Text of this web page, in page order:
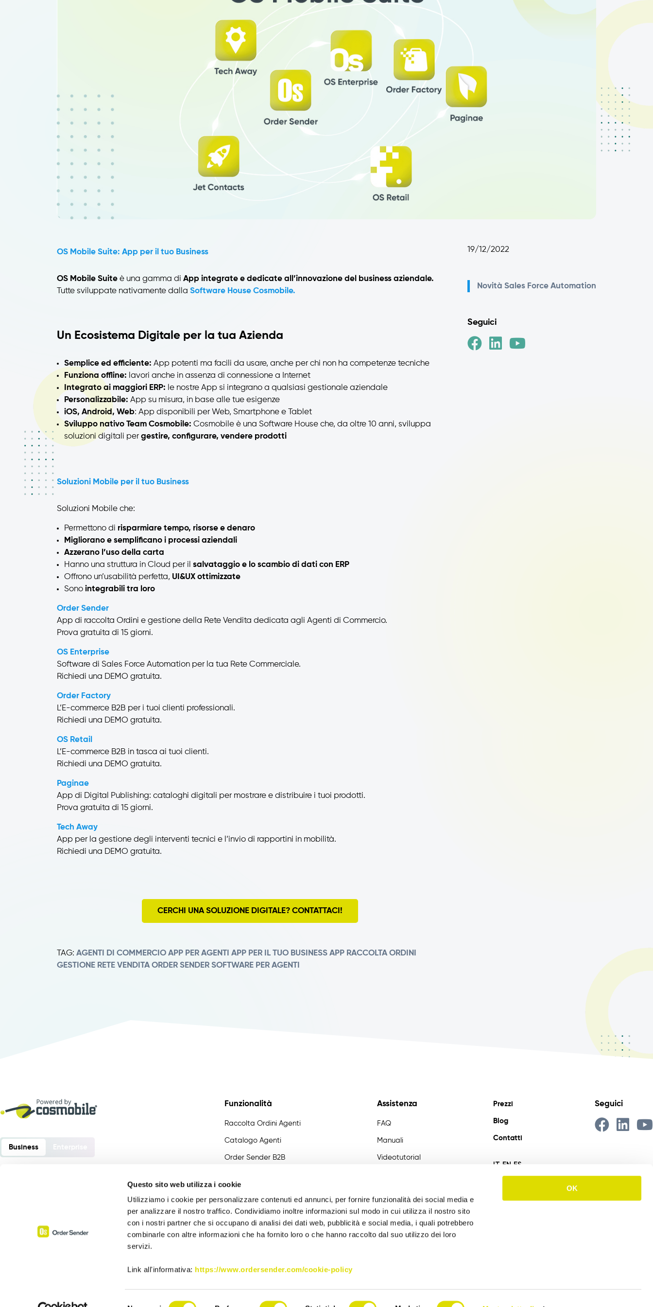
Questo sito web utilizza i cookie
Utilizziamo i cookie per personalizzare contenuti ed annunci, per fornire funzionalità dei social media e
per analizzare il nostro traffico. Condividiamo inoltre informazioni sul modo in cui utilizza il nostro sito
con i nostri partner che si occupano di analisi dei dati web, pubblicità e social media, i quali potrebbero
combinarle con altre informazioni che ha fornito loro o che hanno raccolto dal suo utilizzo dei loro
servizi.
Link all'informativa: https://www.ordersender.com/cookie-policy
OK
OS Mobile Suite: App per il tuo Business
OS Mobile Suite è una gamma di App integrate e dedicate all’innovazione del business aziendale.
Tutte sviluppate nativamente dalla Software House Cosmobile.
Un Ecosistema Digitale per la tua Azienda
Semplice ed efficiente: App potenti ma facili da usare, anche per chi non ha competenze tecniche
Funziona offline: lavori anche in assenza di connessione a Internet
Integrato ai maggiori ERP: le nostre App si integrano a qualsiasi gestionale aziendale
Personalizzabile: App su misura, in base alle tue esigenze
iOS, Android, Web: App disponibili per Web, Smartphone e Tablet
Sviluppo nativo Team Cosmobile: Cosmobile è una Software House che, da oltre 10 anni, sviluppa
soluzioni digitali per gestire, configurare, vendere prodotti
Soluzioni Mobile per il tuo Business
Soluzioni Mobile che:
Permettono di risparmiare tempo, risorse e denaro
Migliorano e semplificano i processi aziendali
Azzerano l’uso della carta
Hanno una struttura in Cloud per il salvataggio e lo scambio di dati con ERP
Offrono un’usabilità perfetta, UI&UX ottimizzate
Sono integrabili tra loro
Order Sender
App di raccolta Ordini e gestione della Rete Vendita dedicata agli Agenti di Commercio.
Prova gratuita di 15 giorni.
OS Enterprise
Software di Sales Force Automation per la tua Rete Commerciale.
Richiedi una DEMO gratuita.
Order Factory
L’E-commerce B2B per i tuoi clienti professionali.
Richiedi una DEMO gratuita.
OS Retail
L’E-commerce B2B in tasca ai tuoi clienti.
Richiedi una DEMO gratuita.
Paginae
App di Digital Publishing: cataloghi digitali per mostrare e distribuire i tuoi prodotti.
Prova gratuita di 15 giorni.
Tech Away
App per la gestione degli interventi tecnici e l’invio di rapportini in mobilità.
Richiedi una DEMO gratuita.
CERCHI UNA SOLUZIONE DIGITALE? CONTATTACI!
TAG: AGENTI DI COMMERCIO APP PER AGENTI APP PER IL TUO BUSINESS APP RACCOLTA ORDINI
GESTIONE RETE VENDITA ORDER SENDER SOFTWARE PER AGENTI
19/12/2022
Novità Sales Force Automation
Seguici
Business
Order Sender è un software sviluppato da:
Via Europa 6 – 40061 Minerbio (BO) – Italia
Funzionalità
Raccolta Ordini Agenti
Catalogo Agenti
Order Sender B2B
Anagrafiche Certificate
Provvigioni
Assistenza
FAQ
Manuali
Videotutorial
Prezzi
Blog
Contatti
IT EN ES
Seguici